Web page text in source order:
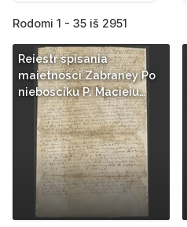
Rodomi 1 - 35 iš 2951
Reiestr spisania
maietnosci Zabraney Po
niebosciku P. Macieiu…